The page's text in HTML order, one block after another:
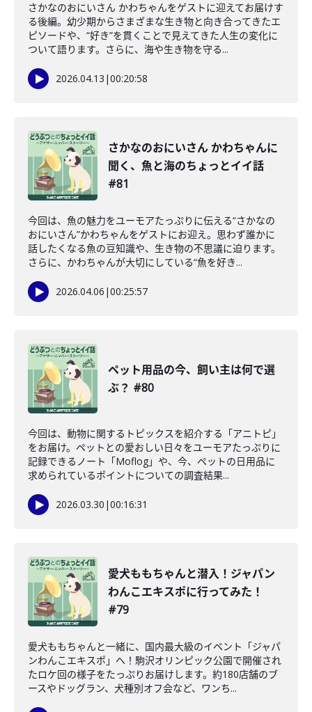
さかなのおにいさん かわちゃんをゲストに迎えてお届けす
る後編。幼少期からさまざまな生き物と向き合ってきたエ
ピソードや、“好き”を貫くことで見えてきた人生の変化に
ついて語ります。さらに、海や生き物を守る...
2026.04.13 |00:20:58
さかなのおにいさん かわちゃんに
聞く、魚と海のちょっとイイ話
#81
今回は、魚の魅力をユーモアたっぷりに伝える“さかなの
おにいさん”かわちゃんをゲストにお迎え。思わず誰かに
話したくなる魚の豆知識や、生き物の不思議に迫ります。
さらに、かわちゃんが大切にしている“魚を好き...
2026.04.06 |00:25:57
ペット用品の今、飼い主は何で選
ぶ？ #80
今回は、動物に関するトピックスを紹介する「アニトピ」
をお届け。ペットとの愛おしい日々をユーモアたっぷりに
記録できるノート「Moflog」や、今、ペットの日用品に
求められているポイントについての調査結果...
2026.03.30 |00:16:31
愛犬ももちゃんと潜入！ジャパン
わんこエキスポに行ってみた！
#79
愛犬ももちゃんと一緒に、国内最大級のイベント「ジャパ
ンわんこエキスポ」へ！駒沢オリンピック公園で開催され
たロケ回の様子をたっぷりお届けします。約180店舗のブ
ースやドッグラン、犬種別オフ会など、ワンち...